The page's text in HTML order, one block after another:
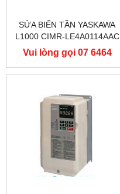
SỬA BIẾN TẦN YASKAWA
L1000 CIMR-LE4A0114AAC
400V 55KW, BIẾN TẦN
YASKAWA L1000
Vui lòng gọi 07 6464
9556